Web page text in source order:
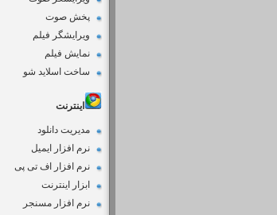
پخش صوت
ویرایشگر فیلم
نمایش فیلم
ساخت اسلاید شو
اینترنت
مدیریت دانلود
نرم افزار ایمیل
نرم افزار اف تی پی
ابزار اینترنت
نرم افزار مسنجر